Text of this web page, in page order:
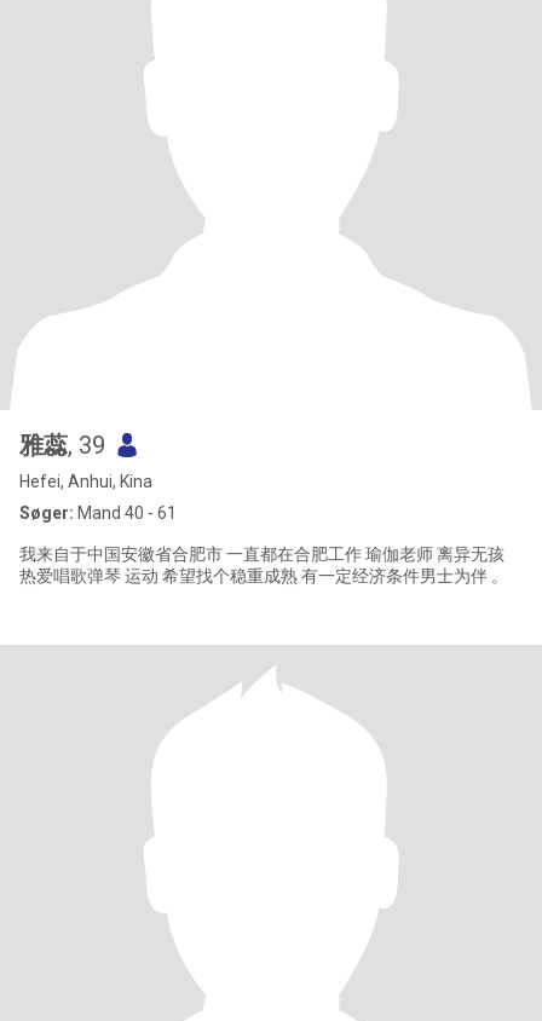
雅蕊, 39
Hefei, Anhui, Kina
Søger: Mand 40 - 61
我来自于中国安徽省合肥市 一直都在合肥工作 瑜伽老师 离异无孩
热爱唱歌弹琴 运动 希望找个稳重成熟 有一定经济条件男士为伴 。